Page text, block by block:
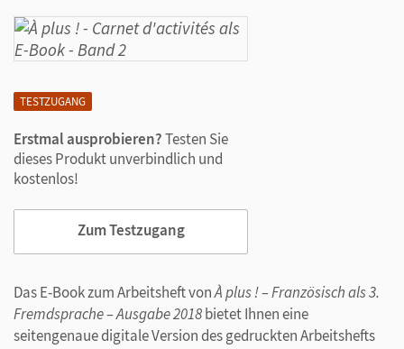
TESTZUGANG
Erstmal ausprobieren?Testen Sie
dieses Produkt unverbindlich und
kostenlos!
Zum Testzugang
Das E-Book zum Arbeitsheft vonÀ plus ! – Französisch als 3.
Fremdsprache – Ausgabe 2018bietet Ihnen eine
seitengenaue digitale Version des gedruckten Arbeitshefts